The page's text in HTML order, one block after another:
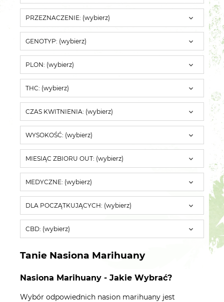
PRZEZNACZENIE: (wybierz)
GENOTYP: (wybierz)
PLON: (wybierz)
THC: (wybierz)
CZAS KWITNIENIA: (wybierz)
WYSOKOŚĆ: (wybierz)
MIESIĄC ZBIORU OUT: (wybierz)
MEDYCZNE: (wybierz)
DLA POCZĄTKUJĄCYCH: (wybierz)
CBD: (wybierz)
Tanie Nasiona Marihuany
Nasiona Marihuany - Jakie Wybrać?
Wybór odpowiednich nasion marihuany jest